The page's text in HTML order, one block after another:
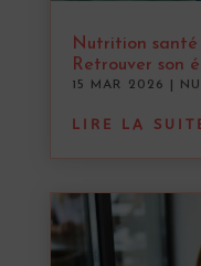
Nutrition santé
Retrouver son
15 MAR 2026
LIRE LA